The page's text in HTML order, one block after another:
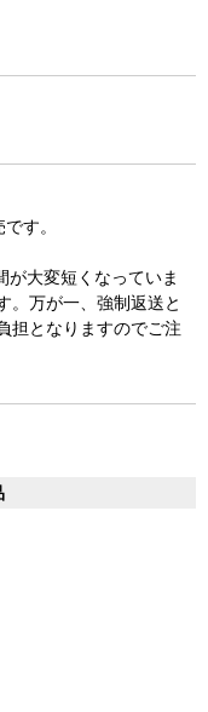
す。
大変短くなっていま
。万が一、強制返送と
担となりますのでご注